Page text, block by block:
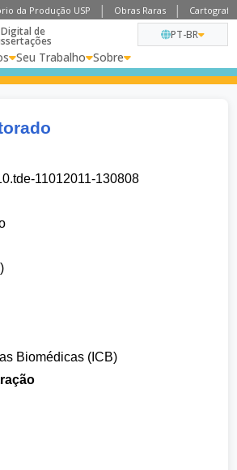
da Produção USP Obras Raras
de
Seu Trabalho Sobre
PT-BR
11012011-130808
)
Biomédicas (ICB)